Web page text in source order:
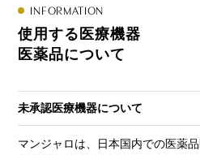
INFORMATION
使用する医療機器
医薬品について
未承認医療機器について
マンジャロは、日本国内での医薬